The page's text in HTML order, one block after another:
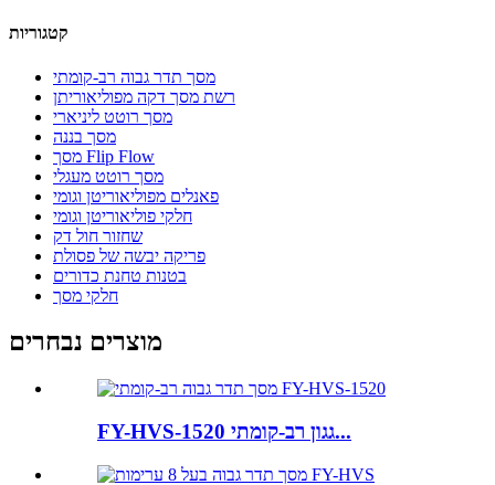
קטגוריות
מסך תדר גבוה רב-קומתי
רשת מסך דקה מפוליאוריתן
מסך רוטט ליניארי
מסך בננה
מסך Flip Flow
מסך רוטט מעגלי
פאנלים מפוליאוריטן וגומי
חלקי פוליאוריטן וגומי
שחזור חול דק
פריקה יבשה של פסולת
בטנות טחנת כדורים
חלקי מסך
מוצרים נבחרים
FY-HVS-1520 גגון רב-קומתי...